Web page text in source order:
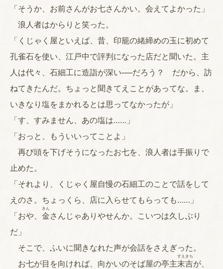
「そうか、お前さんがお七さんかい。会えてよかった」
浪人者はからりと笑った。
「くじゃく屋といえば、昔、印籠の緒締めの玉に初めて
孔雀石を使い、江戸中で評判になった店だと聞いた。主
人は代々、石細工に造詣が深い──だろう？ だから、訪
ねてきたんだ。ちょっと聞きてえことがあってな。ま、
いきなり塩をまかれるとは思ってなかったが」
「す、すみません、あの塩は……」
「おっと、もういいってことよ」
再び頭を下げそうになったお七を、浪人者は手振りで
止めた。
「それより、くじゃく屋自慢の石細工のことで話をして
えのさ。ちょっくら、店に入らせてもらっても……」
「おや、 金
きん
さんじゃありやせんか。こいつは久しぶり
だ」
そこで、ふいに聞きなれた声が会話をさえぎった。
お七が目を向ければ、向かいのそば屋の亭主末
すえ
吉
きち
が、